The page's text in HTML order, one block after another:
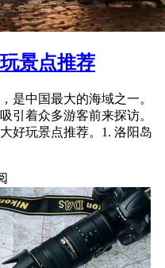
景点推荐
是中国最大的海域之一。
引着众多游客前来探访。
好玩景点推荐。1. 洛阳岛